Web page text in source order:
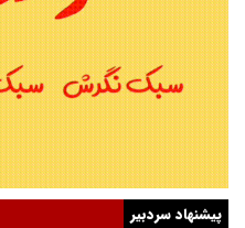
پیشنهاد سردبیر